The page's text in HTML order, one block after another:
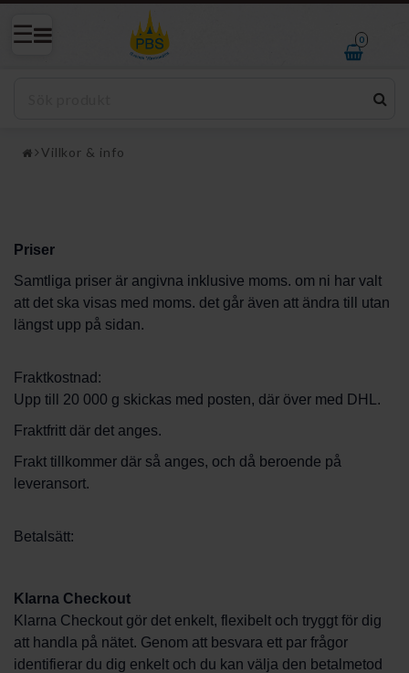
0
Villkor & info
Priser
Samtliga priser är angivna inklusive moms. om ni har valt
att det ska visas med moms. det går även att ändra till utan
längst upp på sidan.
Fraktkostnad:
Upp till 20 000 g skickas med posten, där över med DHL.
Fraktfritt där det anges.
Frakt tillkommer där så anges, och då beroende på
leveransort.
Betalsätt:
Klarna Checkout
Klarna Checkout gör det enkelt, flexibelt och tryggt för dig
att handla på nätet. Genom att besvara ett par frågor
identifierar du dig enkelt och du kan välja den betalmetod